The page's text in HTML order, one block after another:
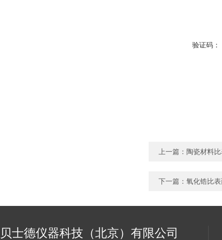
验证码：
上一篇： 陶瓷材料
下一篇： 氧化锆比
贝士德仪器科技（北京）有限公司